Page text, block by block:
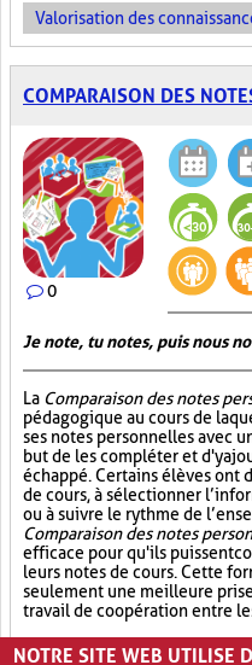
Valorisation des
COMPARAISON DES
0
Je note, tu notes, puis nous
La Comparaison des notes
pédagogique au cours de
ses notes personnelles avec
but de les compléter et d'y
échappé. Certains élèves ont
de cours, à sélectionner
ou à suivre le rythme de
Comparaison des notes
efficace pour qu'ils puissent
leurs notes de cours. Cette
seulement une meilleure
travail de coopération entre
Partage (13) Synthèse
NOTRE SITE WEB UTILISE